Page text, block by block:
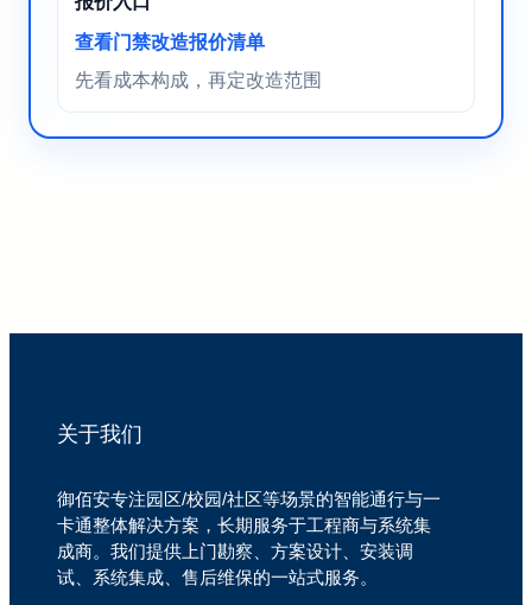
查看门禁改造报价清单
先看成本构成，再定改造范围
关于我们
御佰安专注园区/校园/社区等场景的智能通行与一
卡通整体解决方案，长期服务于工程商与系统集
成商。我们提供上门勘察、方案设计、安装调
试、系统集成、售后维保的一站式服务。